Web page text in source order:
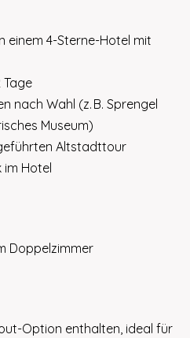
einem 4-Sterne-Hotel mit
nach Wahl (z. B. Sprengel
Museum)
Altstadttour
Hotel
Doppelzimmer
Option enthalten, ideal für